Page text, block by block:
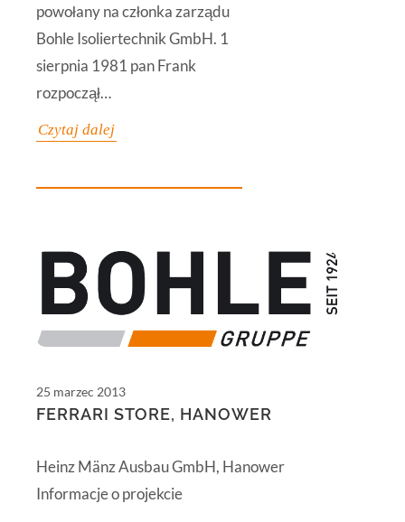
powołany na członka zarządu
Bohle Isoliertechnik GmbH. 1
sierpnia 1981 pan Frank
rozpoczął…
Czytaj dalej
25 marzec 2013
FERRARI STORE, HANOWER
Heinz Mänz Ausbau GmbH, Hanower
Informacje o projekcie